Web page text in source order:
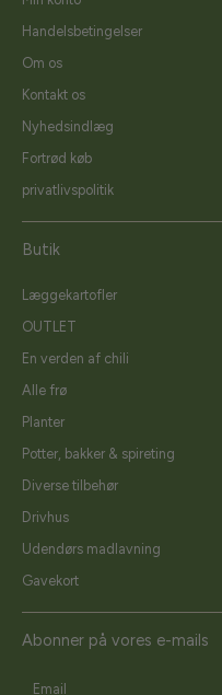
Handelsbetingelser
Om os
Kontakt os
Nyhedsindlæg
Fortrød køb
privatlivspolitik
Butik
Læggekartofler
OUTLET
En verden af chili
Alle frø
Planter
Potter, bakker & spireting
Diverse tilbehør
Drivhus
Udendørs madlavning
Gavekort
Abonner på vores e-mails
Email